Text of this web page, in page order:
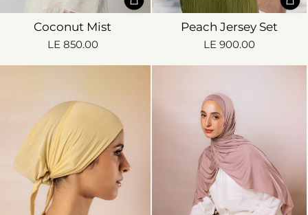
Coconut Mist
LE 850.00
Peach Jersey Set
LE 900.00